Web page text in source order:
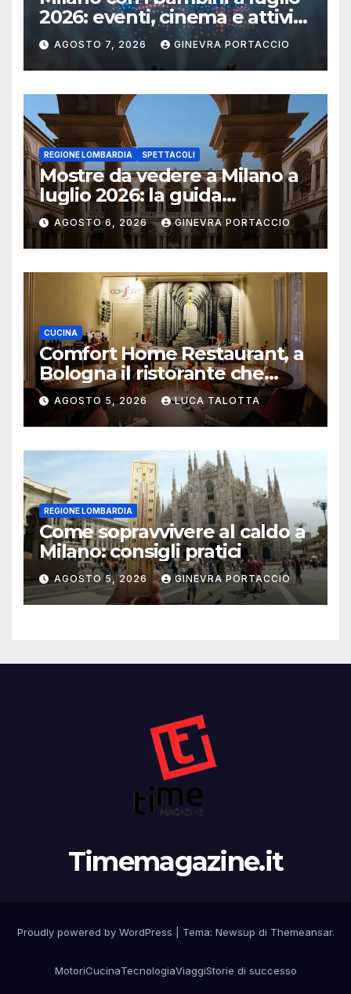
2026: eventi, cinema e attività
per famiglie
AGOSTO 7, 2026 GINEVRA PORTACCIO
REGIONE LOMBARDIA SPETTACOLI
Mostre da vedere a Milano a
luglio 2026: la guida
aggiornata
AGOSTO 6, 2026 GINEVRA PORTACCIO
CUCINA
Comfort Home Restaurant, a
Bologna il ristorante che
trasforma l’ospitalità in
un’esperienza di casa
AGOSTO 5, 2026 LUCA TALOTTA
REGIONE LOMBARDIA
Come sopravvivere al caldo a
Milano: consigli pratici
AGOSTO 5, 2026 GINEVRA PORTACCIO
Timemagazine.it
Proudly powered by WordPress Tema: Newsup di Themeansar.
MotoriCucinaTecnologiaViaggiStorie di successo